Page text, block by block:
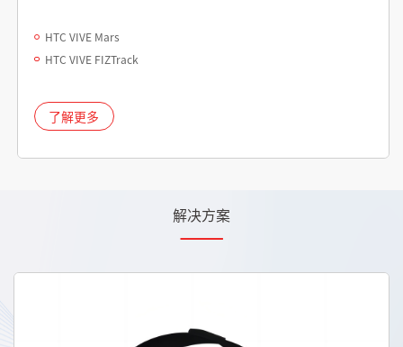
HTC VIVE Mars
HTC VIVE FIZTrack
了解更多
解决方案